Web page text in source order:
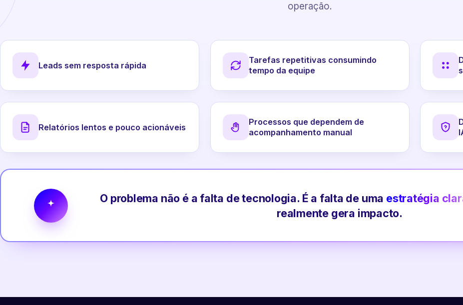
operação.
Leads sem resposta rápida
Tarefas repetitivas consumindo
tempo da equipe
Relatórios lentos e pouco acionáveis
Processos que dependem de
acompanhamento manual
O problema não é a falta de tecnologia. É a falta de uma estratégia
realmente gera impacto.